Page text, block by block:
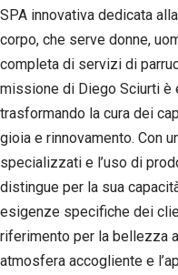
SPA innovativa dedicata
corpo, che serve donne,
completa di servizi di
missione di Diego Sciurti è
trasformando la cura dei
gioia e rinnovamento. Con
specializzati e l’uso di
distingue per la sua
esigenze specifiche dei
riferimento per la bellezza
atmosfera accogliente e